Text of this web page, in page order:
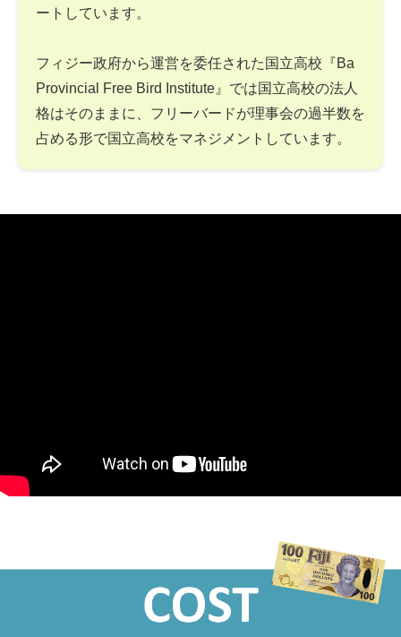
ートしています。
フィジー政府から運営を委任された国立高校『Ba
Provincial Free Bird Institute』では国立高校の法人
格はそのままに、フリーバードが理事会の過半数を
占める形で国立高校をマネジメントしています。